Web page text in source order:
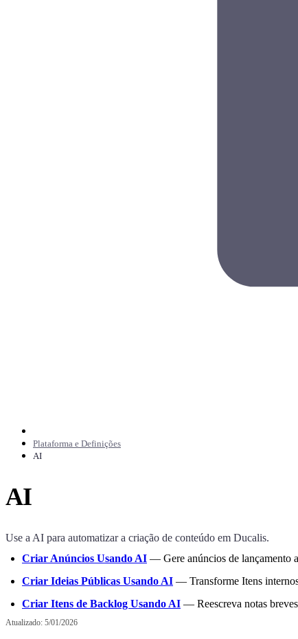
Plataforma e Definições
AI
AI
Use a AI para automatizar a criação de conteúdo em Ducalis.
Criar Anúncios Usando AI — Gere anúncios de lançamento
Criar Ideias Públicas Usando AI — Transforme Itens
Criar Itens de Backlog Usando AI — Reescreva notas
Atualizado: 5/01/2026